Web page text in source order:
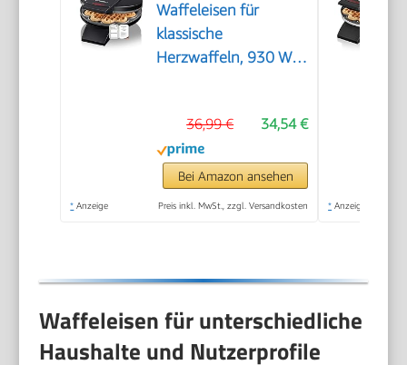
Waffeleisen für
klassische
Herzwaffeln, 930 W,
Bräunungsgrad,
schwarz
34,54 €
36,99 €
Bei Amazon ansehen
* Anzeige Preis inkl. MwSt., zzgl. Versandkosten * Anzeige
Waffeleisen für unterschiedliche
Haushalte und Nutzerprofile